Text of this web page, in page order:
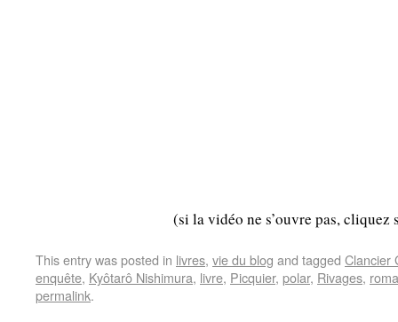
(si la vidéo ne s’ouvre pas, cliquez
This entry was posted in livres, vie du blog and tagged Clancier
enquête, Kyôtarô Nishimura, livre, Picquier, polar, Rivages,
permalink.